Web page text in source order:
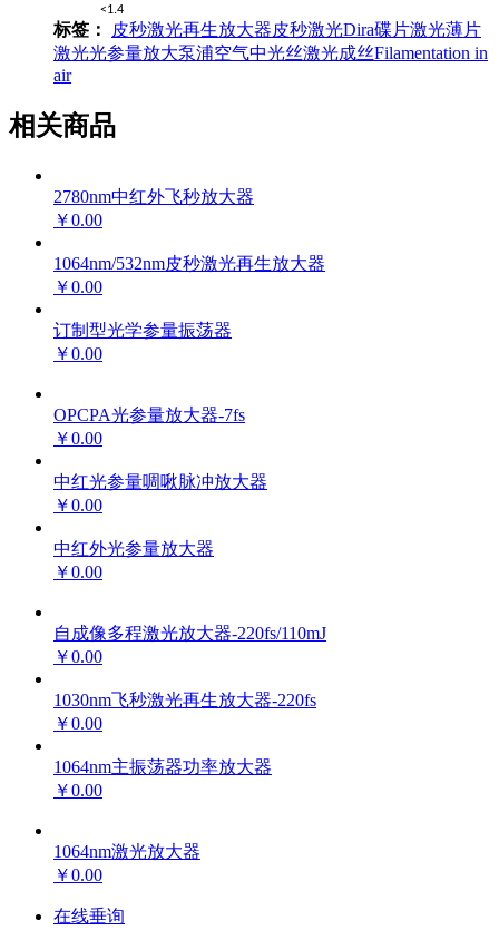
<1.4
标签： 皮秒激光再生放大器皮秒激光Dira碟片激光薄片
激光光参量放大泵浦空气中光丝激光成丝Filamentation in
air
相关商品
2780nm中红外飞秒放大器
￥0.00
1064nm/532nm皮秒激光再生放大器
￥0.00
订制型光学参量振荡器
￥0.00
OPCPA光参量放大器-7fs
￥0.00
中红光参量啁啾脉冲放大器
￥0.00
中红外光参量放大器
￥0.00
自成像多程激光放大器-220fs/110mJ
￥0.00
1030nm飞秒激光再生放大器-220fs
￥0.00
1064nm主振荡器功率放大器
￥0.00
1064nm激光放大器
￥0.00
在线垂询